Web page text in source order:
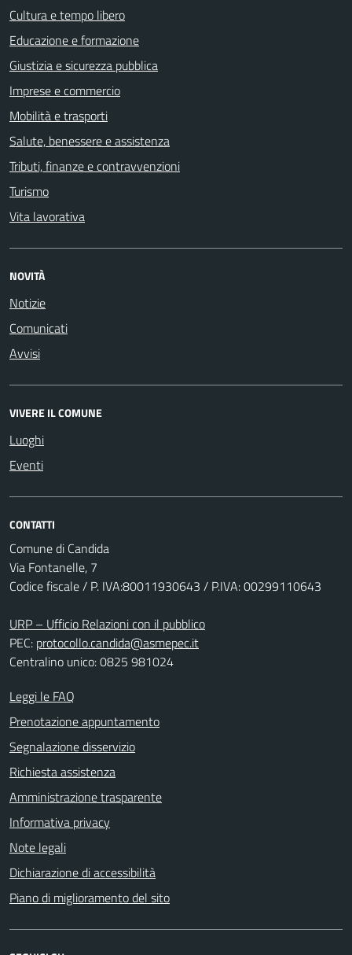
Cultura e tempo libero
Educazione e formazione
Giustizia e sicurezza pubblica
Imprese e commercio
Mobilità e trasporti
Salute, benessere e assistenza
Tributi, finanze e contravvenzioni
Turismo
Vita lavorativa
NOVITÀ
Notizie
Comunicati
Avvisi
VIVERE IL COMUNE
Luoghi
Eventi
CONTATTI
Comune di Candida
Via Fontanelle, 7
Codice fiscale / P. IVA:80011930643 / P.IVA: 00299110643
URP – Ufficio Relazioni con il pubblico
PEC: protocollo.candida@asmepec.it
Centralino unico: 0825 981024
Leggi le FAQ
Prenotazione appuntamento
Segnalazione disservizio
Richiesta assistenza
Amministrazione trasparente
Informativa privacy
Note legali
Dichiarazione di accessibilità
Piano di miglioramento del sito